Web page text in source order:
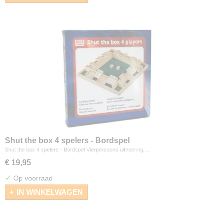
Shut the box 4 spelers - Bordspel
Shut the box 4 spelers - Bordspel Vierpersoons uitvoering,…
€ 19,95
✓ Op voorraad
IN WINKELWAGEN